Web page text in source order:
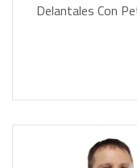
Delantales Con